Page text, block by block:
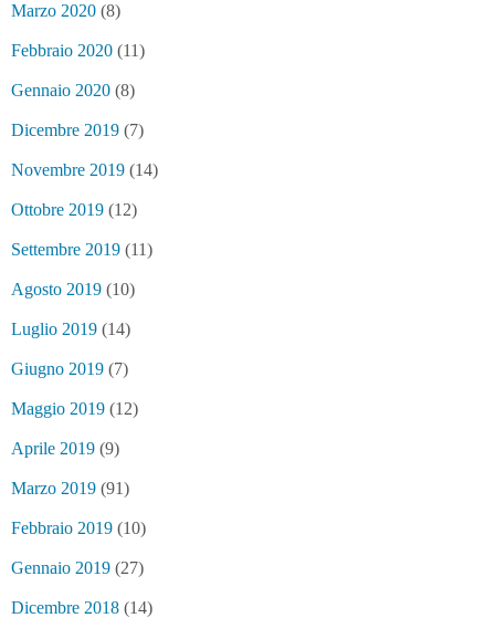
Marzo 2020 (8)
Febbraio 2020 (11)
Gennaio 2020 (8)
Dicembre 2019 (7)
Novembre 2019 (14)
Ottobre 2019 (12)
Settembre 2019 (11)
Agosto 2019 (10)
Luglio 2019 (14)
Giugno 2019 (7)
Maggio 2019 (12)
Aprile 2019 (9)
Marzo 2019 (91)
Febbraio 2019 (10)
Gennaio 2019 (27)
Dicembre 2018 (14)